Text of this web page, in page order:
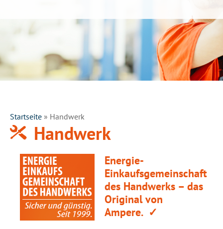
Startseite » Handwerk
Handwerk
Energie-
Einkaufsgemeinschaft
des Handwerks – das
Original von
Ampere. ✓